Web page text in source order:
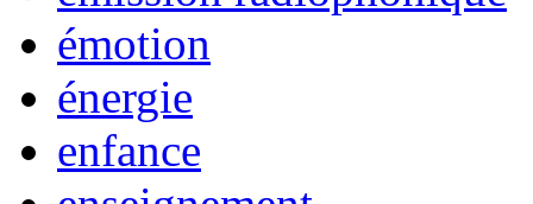
émotion
énergie
enfance